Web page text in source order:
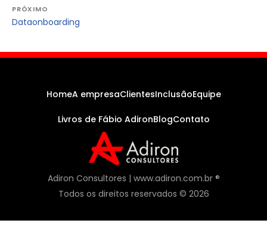
Navegação
de
PRÓXIMO
Dataonboarding
HomeA empresaClientesInclusãoEquipe
Livros de Fábio AdironBlogContato
Adiron Consultores | www.adiron.com.br ®
Todos os direitos reservados © 2026